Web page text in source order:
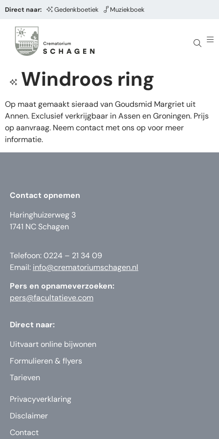
Direct naar: Gedenkboetiek Muziekboek
Windroos ring
Op maat gemaakt sieraad van Goudsmid Margriet uit
Annen. Exclusief verkrijgbaar in Assen en Groningen. Prijs
op aanvraag. Neem contact met ons op voor meer
informatie.
Contact opnemen
Haringhuizerweg 3
1741 NC Schagen
Telefoon: 0224 – 21 34 09
Email: info@crematoriumschagen.nl
Pers en opnameverzoeken:
pers@facultatieve.com
Direct naar:
Uitvaart online bijwonen
Formulieren & flyers
Tarieven
Privacyverklaring
Disclaimer
Contact